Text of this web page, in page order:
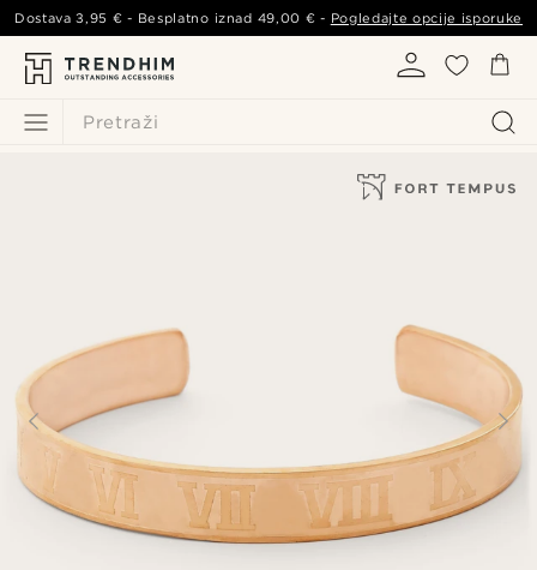
Pretraži
Dostava3,95 € - Besplatno iznad 49,00 € - Pogledajte opcije isporuke